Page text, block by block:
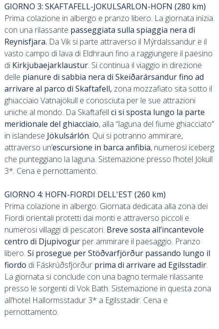
GIORNO 3: SKAFTAFELL-JOKULSARLON-HOFN (280 km)
Prima colazione in albergo e pranzo libero. La giornata inizia
con una rilassante passeggiata sulla spiaggia nera di
Reynisfjara. Da Vik si parte attraverso il Mýrdalssandur e il
vasto campo di lava di Eldhraun fino a raggiungere il paesino
di Kirkjubaejarklaustur. Si continua il viaggio in direzione
delle pianure di sabbia nera di Skeiðarársandur fino ad
arrivare al parco di Skaftafell, zona mozzafiato sita sotto il
ghiacciaio Vatnajökull e conosciuta per le sue attrazioni
uniche al mondo. Da Skaftafell ci si sposta lungo la parte
meridionale del ghiacciaio, alla “laguna del fiume ghiacciato”
in islandese Jökulsárlón. Qui si potranno ammirare,
attraverso un’escursione in barca anfibia, numerosi iceberg
che punteggiano la laguna. Sistemazione presso l’hotel Jökull
3*. Cena e pernottamento.
GIORNO 4: HOFN-FIORDI DELL'EST (260 km)
Prima colazione in albergo. Giornata dedicata alla zona dei
Fiordi orientali protetti dai monti e attraverso piccoli e
numerosi villaggi di pescatori. Breve sosta all’incantevole
centro di Djupivogur per ammirare il paesaggio. Pranzo
libero. Si prosegue per Stöðvarfjörður passando lungo il
fiordo di Fáskrúðsfjörðurprima di arrivare ad Egilsstadir.
La giornata si conclude con una bagno termale rilassante
presso le sorgenti di Vok Bath. Sistemazione in questa zona
all’hotel Hallormsstadur 3* a Egilsstadir. Cena e
pernottamento.